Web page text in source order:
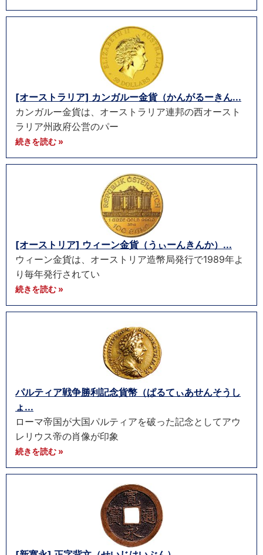
[オーストラリア] カンガルー金貨（かんがるーきん...
カンガルー金貨は、オーストラリア連邦の西オースト
ラリア州政府公営のパー
続きを読む »
[オーストリア] ウィーン金貨（うぃーんきんか）...
ウィーン金貨は、オーストリア造幣局発行で1989年よ
り毎年発行されてい
続きを読む »
パルティア戦争勝利記念貨幣（ぱるてぃあせんそうし
ょ...
ローマ帝国が大国パルティアを破った記念としてアウ
レリウス帝の肖像が印象
続きを読む »